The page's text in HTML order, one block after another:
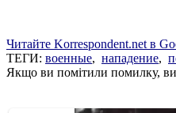
Читайте Korrespondent.net в
ТЕГИ: военные, нападение,
Якщо ви помітили помилку,